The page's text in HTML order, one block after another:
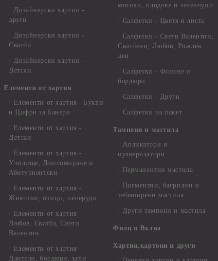
Дизайнерски хартии -
други
Дизайнерски хартии -
Сватби
Дизайнерски хартии -
Детски
Елементи от хартия
Елементи от хартия - Букви
и Цифри за Банери
Елементи от хартия -
Детски
Елементи от хартия -
Училище, Дипломиране и
Абитуриентски
Елементи от хартия -
Животни, птици, пеперуди
Елементи от хартия -
Любов, Сватба, Свети
Валентин
Елементи от хартия -
Дантели, бордюри, ъгли
мотиви, плодове и зеленчуци
Салфетки - Цветя и листа
Салфетки - Свети Валентин,
Сватбени, Любов, Рожден
ден
Салфетки - Фонове и
бордюри
Салфетки - Други
Салфетки на пакет
Тампони и мастила
Апликатори и
пулверизатори
Перманентни мастила
Пигментни, багрилни и
тебеширени мастила
Други тампони и мастила
Филц и Вълна
Хартии,картони и други